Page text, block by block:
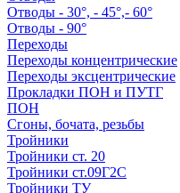
Отводы - 30°, - 45°,- 60°
Отводы - 90°
Переходы
Переходы концентрические
Переходы эксцентрические
Прокладки ПОН и ПУТГ
ПОН
Сгоны, бочата, резьбы
Тройники
Тройники ст. 20
Тройники ст.09Г2С
Тройники ТУ